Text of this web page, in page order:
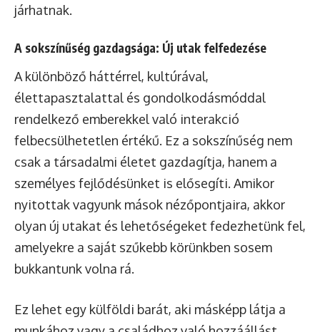
járhatnak.
A sokszínűség gazdagsága: Új utak felfedezése
A különböző háttérrel, kultúrával,
élettapasztalattal és gondolkodásmóddal
rendelkező emberekkel való interakció
felbecsülhetetlen értékű. Ez a sokszínűség nem
csak a társadalmi életet gazdagítja, hanem a
személyes fejlődésünket is elősegíti. Amikor
nyitottak vagyunk mások nézőpontjaira, akkor
olyan új utakat és lehetőségeket fedezhetünk fel,
amelyekre a saját szűkebb körünkben sosem
bukkantunk volna rá.
Ez lehet egy külföldi barát, aki másképp látja a